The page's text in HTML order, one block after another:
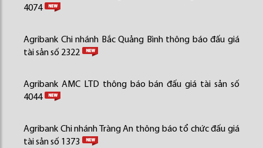
4074
Agribank Chi nhánh Bắc Quảng Bình thông báo đấu giá
tài sản số 2322
Agribank AMC LTD thông báo bán đấu giá tài sản số
4044
Agribank Chi nhánh Tràng An thông báo tổ chức đấu giá
tài sản số 1373